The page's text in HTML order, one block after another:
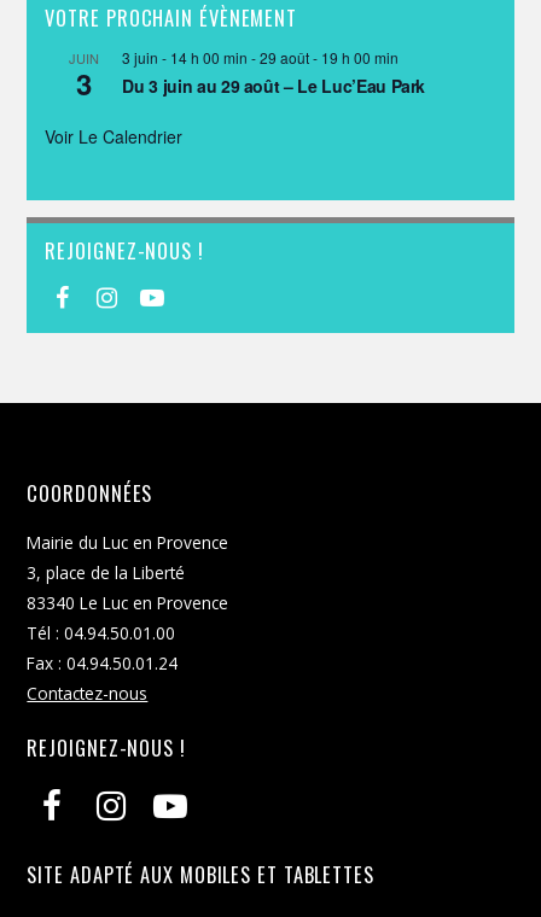
VOTRE PROCHAIN ÉVÈNEMENT
JUIN
3
3 juin - 14 h 00 min -29 août - 19 h 00 min
Du 3 juin au 29 août – Le Luc’Eau Park
Voir Le Calendrier
REJOIGNEZ-NOUS !
COORDONNÉES
Mairie du Luc en Provence
3, place de la Liberté
83340 Le Luc en Provence
Tél : 04.94.50.01.00
Fax : 04.94.50.01.24
Contactez-nous
REJOIGNEZ-NOUS !
SITE ADAPTÉ AUX MOBILES ET TABLETTES